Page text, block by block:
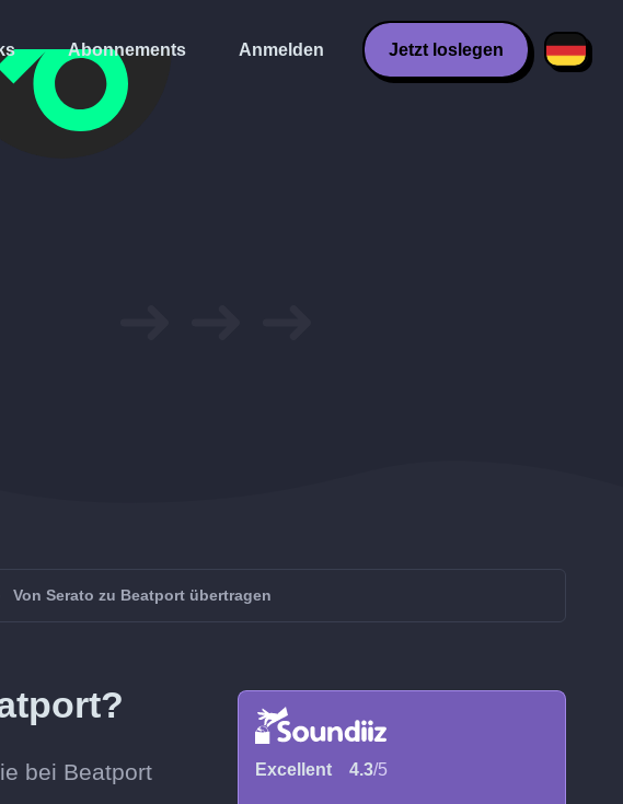
Abonnements Anmelden Jetzt loslegen
Von Serato zu Beatport übertragen
bei Beatport
Excellent 4.3/5